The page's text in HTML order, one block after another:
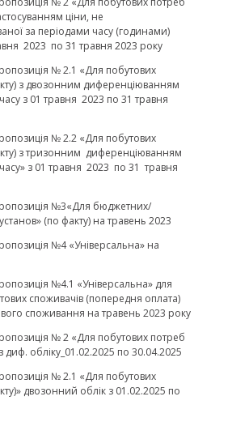
ціни, не
за періодами часу (годинами)
2023 по 31 травня 2023 року
№ 2.1 «Для побутових
з двозонним диференціюванням
з 01 травня 2023 по 31 травня
№ 2.2 «Для побутових
з тризонним диференціюванням
з 01 травня 2023 по 31 травня
№3«Для бюджетних/
(по факту) на травень 2023
№4 «Універсальна» на
№4.1 «Універсальна» для
споживачів (попередня оплата)
споживання на травень 2023 року
№ 2 «Для побутових потреб
диф. обліку_01.02.2025 по 30.04.2025
№ 2.1 «Для побутових
двозонний облік з 01.02.2025 по